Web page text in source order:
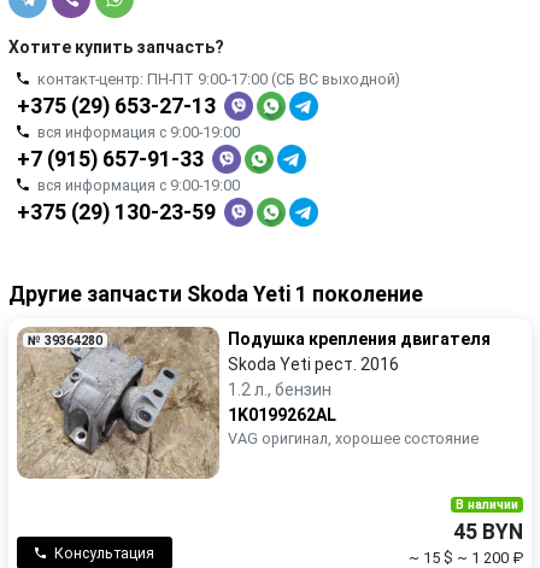
Хотите купить запчасть?
контакт-центр: ПН-ПТ 9:00-17:00 (СБ ВС выходной)
+375 (29) 653-27-13
вся информация с 9:00-19:00
+7 (915) 657-91-33
вся информация с 9:00-19:00
+375 (29) 130-23-59
Другие запчасти Skoda Yeti 1 поколение
№ 39364280
Подушка крепления двигателя
Skoda Yeti рест. 2016
1.2 л., бензин
1K0199262AL
VAG оригинал, хорошее состояние
Консультация
В наличии
45 BYN
~ 15 $ ~ 1 200 ₽